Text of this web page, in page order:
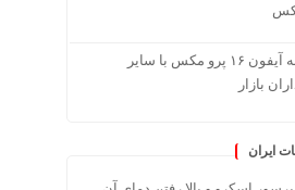
مقایسه آیفون ۱۶ پرو مکس با سایر
بازار
ایران